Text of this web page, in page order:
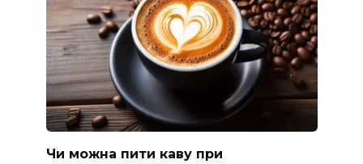
Чи можна пити каву при